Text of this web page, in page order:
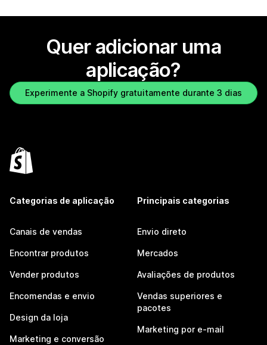
Quer adicionar uma
aplicação?
Experimente a Shopify gratuitamente durante 3 dias
Categorias de aplicação
Canais de vendas
Encontrar produtos
Vender produtos
Encomendas e envio
Design da loja
Marketing e conversão
Principais categorias
Envio direto
Mercados
Avaliações de produtos
Vendas superiores e
pacotes
Marketing por e-mail